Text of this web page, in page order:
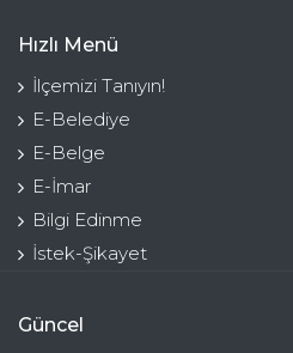
Hızlı Menü
İlçemizi Tanıyın!
E-Belediye
E-Belge
E-İmar
Bilgi Edinme
İstek-Şikayet
Güncel